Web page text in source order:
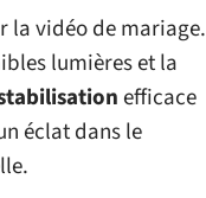
la vidéo de mariage.
lumières et la
efficace
éclat dans le